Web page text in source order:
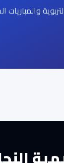
والمباريات